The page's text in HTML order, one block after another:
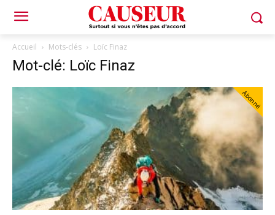
Accueil Mots-clés Loïc Finaz
Mot-clé: Loïc Finaz
Abonné